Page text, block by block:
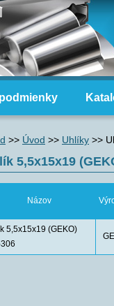
>> Úvod >> Uhlíky >>
5,5x15x19
Názov
5,5x15x19 (GEKO)